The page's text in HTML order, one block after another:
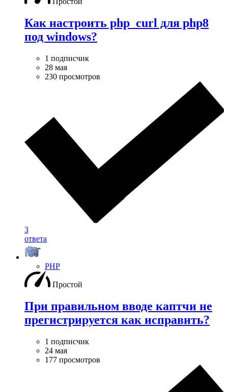
Как настроить php_curl для php8
под windows?
1 подписчик
28 мая
230 просмотров
3
ответа
PHP
Простой
При правильном вводе каптчи не
прегистрируется как исправить?
1 подписчик
24 мая
177 просмотров